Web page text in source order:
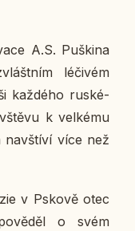
A.S. Puški­na
lé­či­vém
kaž­dé­ho rus­ké­
k vel­ké­mu
na­vští­ví více než
v Pskově otec
o svém